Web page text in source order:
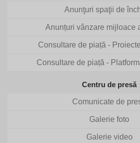
Anunţuri spaţii de
Anunțuri vânzare mijloace
Consultare de piață -
Consultare de piață -
Centru de presă
Comunicate de
Galerie foto
Galerie video